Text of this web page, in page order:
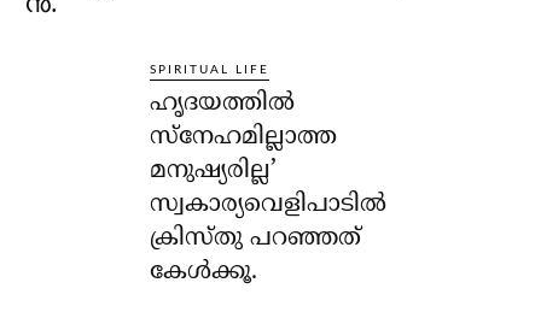
SPIRITUAL LIFE
ഹൃദയത്തില്‍
സ്‌നേഹമില്ലാത്ത
മനുഷ്യരില്ല’
സ്വകാര്യവെളിപാടില്‍
ക്രിസ്തു പറഞ്ഞത്
കേള്‍ക്കൂ.